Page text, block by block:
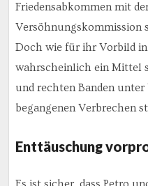
Friedensabkommen mit
Versöhnungskommission
Doch wie für ihr Vorbild in
wahrscheinlich ein Mittel
und rechten Banden
begangenen Verbrechen
Enttäuschung